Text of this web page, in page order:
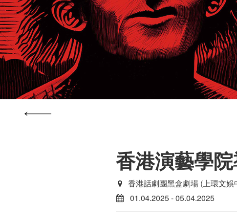
香港演藝學
香港話劇團黑盒劇場 (上環文娛
01.04.2025 - 05.04.2025